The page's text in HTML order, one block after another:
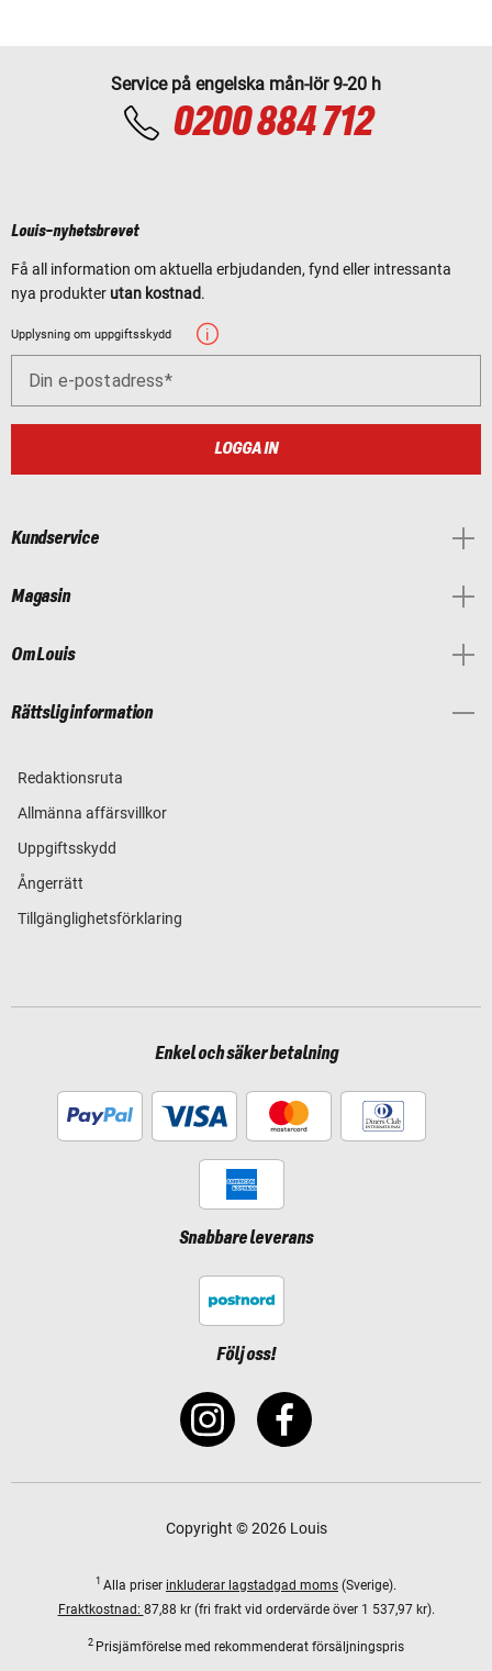
Service på engelska mån-lör 9-20 h
0200 884 712
Louis-nyhetsbrevet
Få all information om aktuella erbjudanden, fynd eller intressanta
nya produkter utan kostnad.
Upplysning om uppgiftsskydd
Din e-postadress
LOGGA IN
Kundservice
Magasin
Om Louis
Rättslig information
Redaktionsruta
Allmänna affärsvillkor
Uppgiftsskydd
Ångerrätt
Tillgänglighetsförklaring
Enkel och säker betalning
Snabbare leverans
Följ oss!
Copyright © 2026 Louis
1 Alla priser inkluderar lagstadgad moms (Sverige).
Fraktkostnad: 87,88 kr (fri frakt vid ordervärde över 1 537,97 kr).
2 Prisjämförelse med rekommenderat försäljningspris